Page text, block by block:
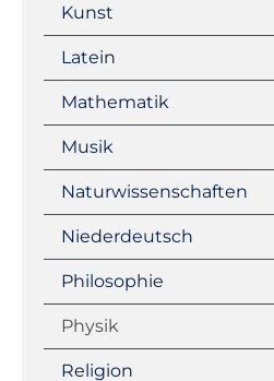
Kunst
Latein
Mathematik
Musik
Naturwissenschaften
Niederdeutsch
Philosophie
Physik
Religion